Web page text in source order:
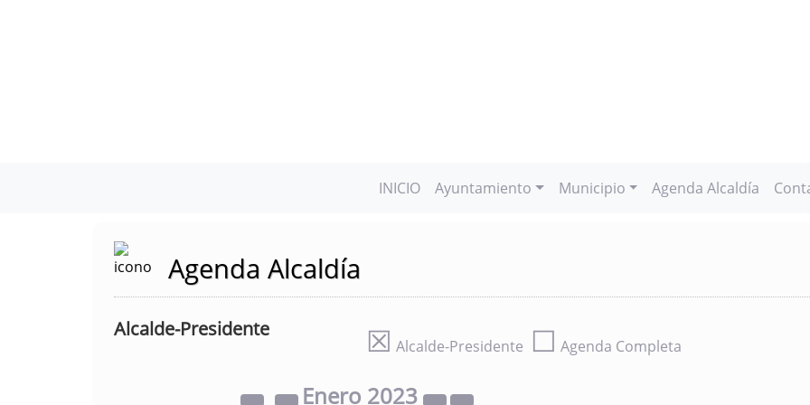
INICIO Ayuntamiento Municipio Agenda Alcaldía
Agenda Alcaldía
Alcalde-Presidente ☒ Alcalde-Presidente ☐ Agenda Completa
Enero 2023